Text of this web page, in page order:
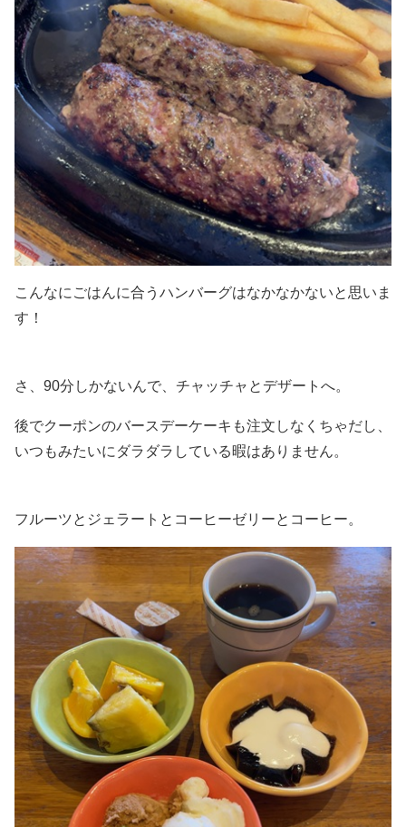
こんなにごはんに合うハンバーグはなかなかないと思いま
す！
さ、90分しかないんで、チャッチャとデザートへ。
後でクーポンのバースデーケーキも注文しなくちゃだし、
いつもみたいにダラダラしている暇はありません。
フルーツとジェラートとコーヒーゼリーとコーヒー。